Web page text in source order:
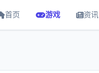
首页 游戏 资讯